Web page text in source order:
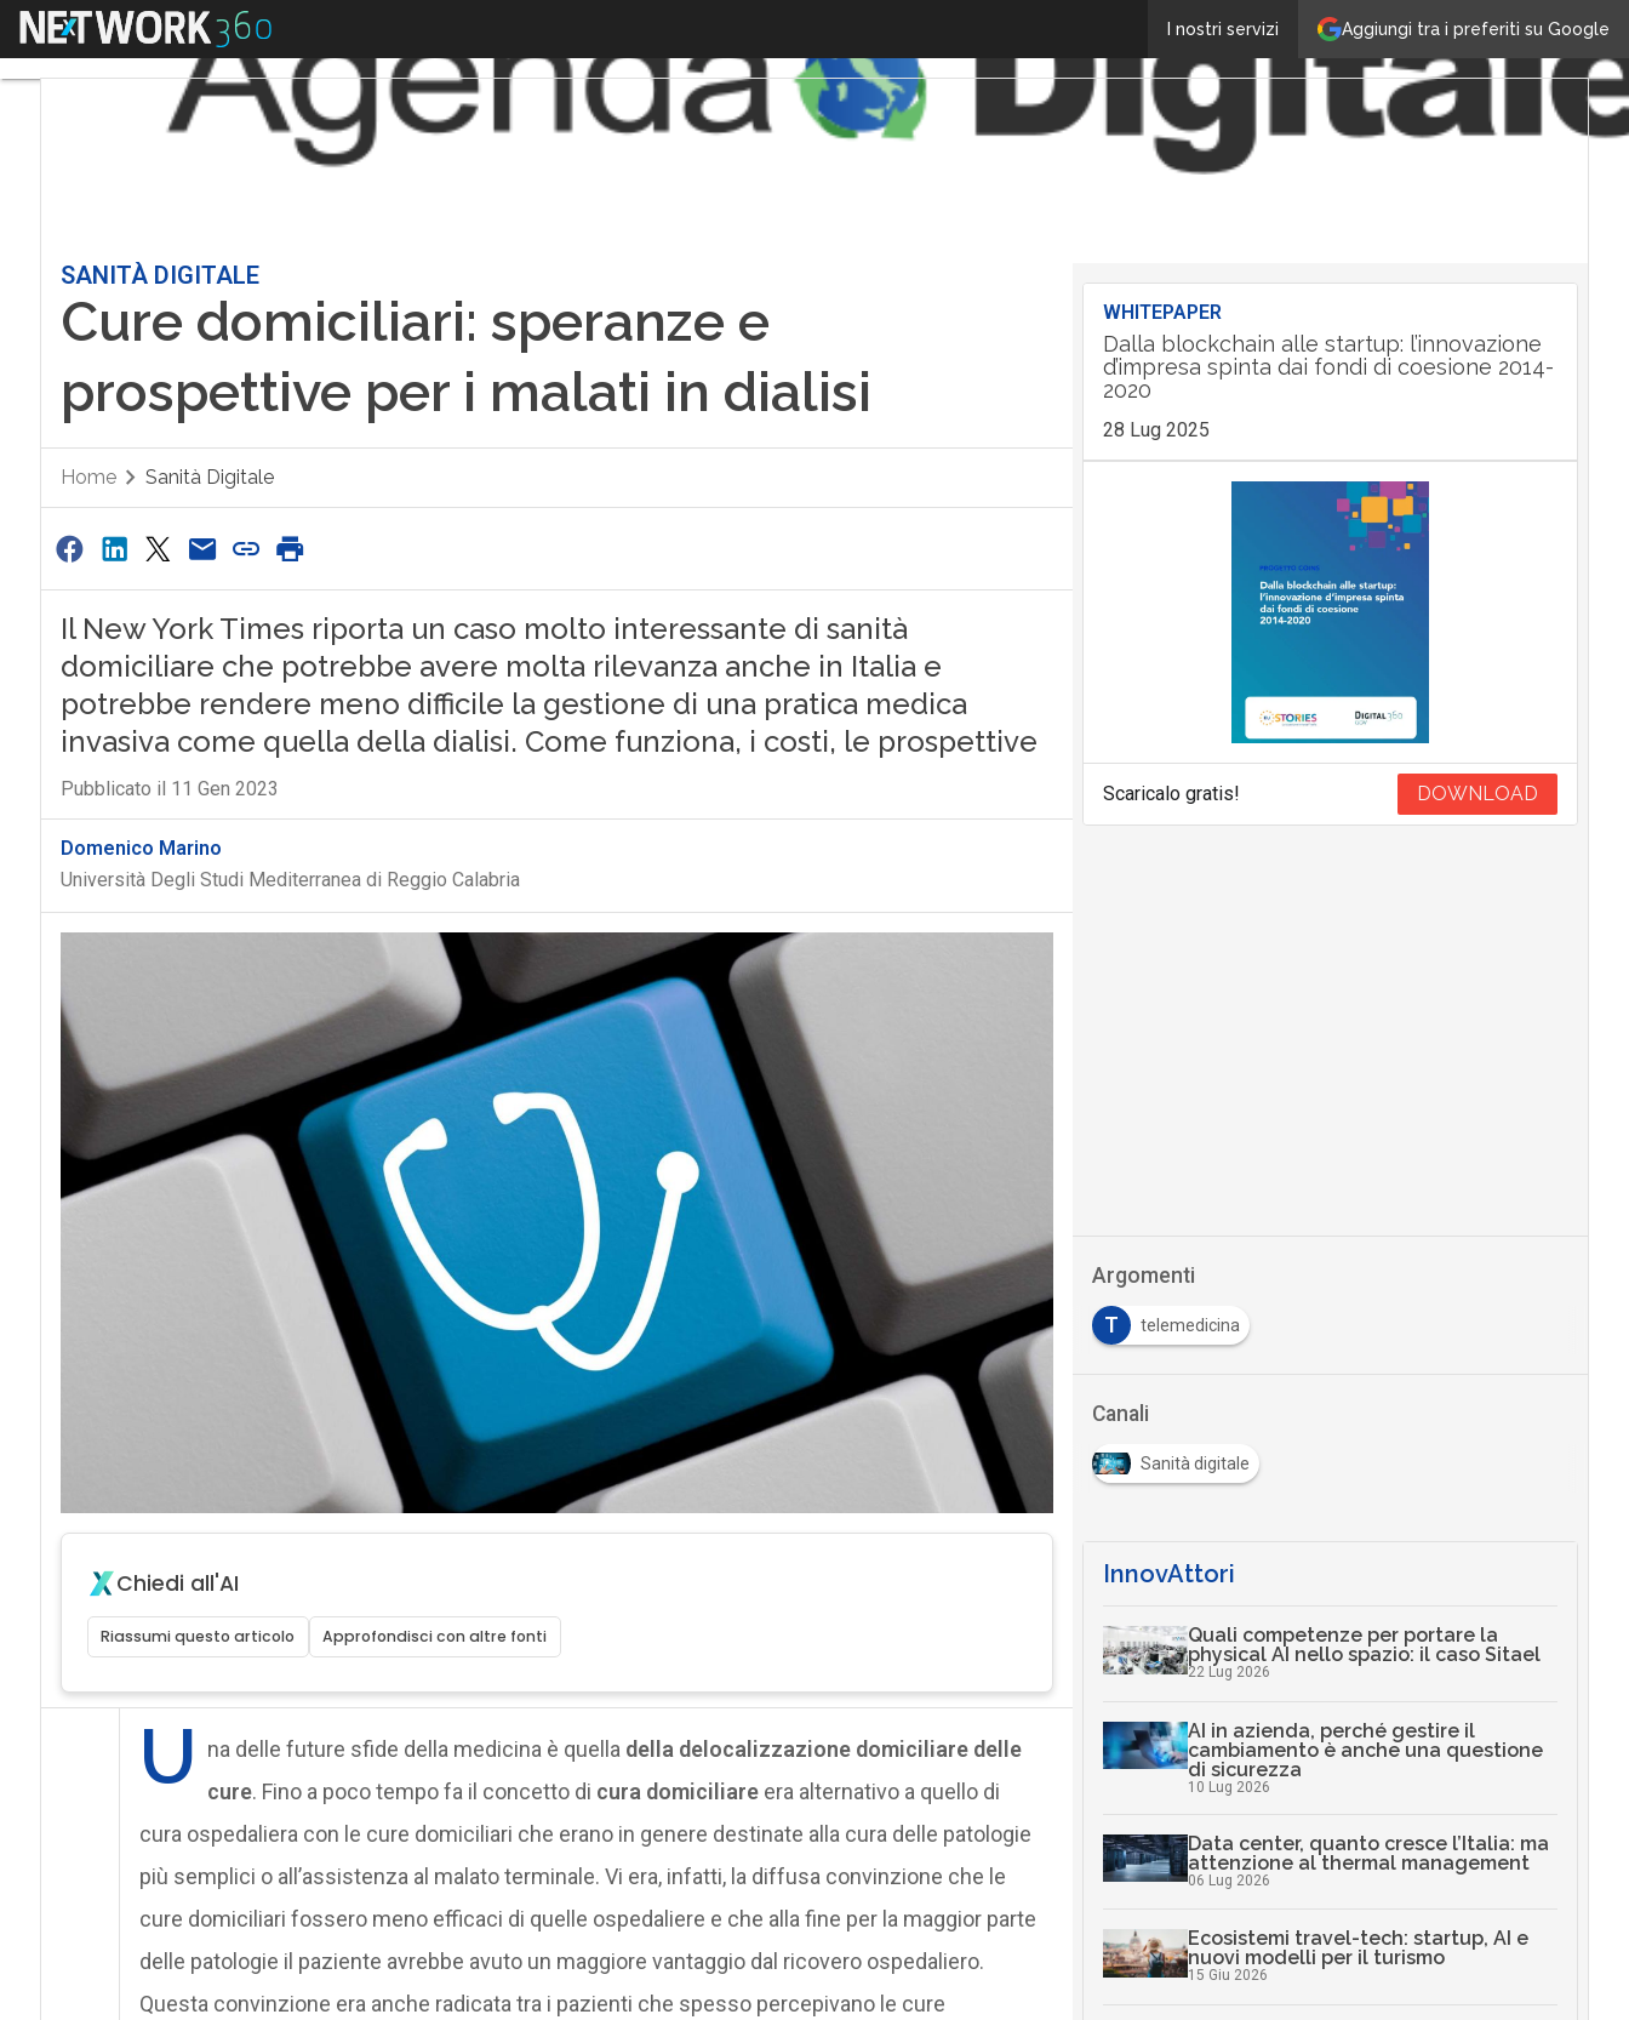
Aggiungi tra i preferiti su Google
I nostri servizi
Menu
SANITÀ DIGITALE
Cure domiciliari: speranze e
prospettive per i malati in dialisi
Home Sanità Digitale
Il New York Times riporta un caso molto interessante di sanità
domiciliare che potrebbe avere molta rilevanza anche in Italia e
potrebbe rendere meno difficile la gestione di una pratica medica
invasiva come quella della dialisi. Come funziona, i costi, le prospettive
Pubblicato il 11 Gen 2023
Domenico Marino
Università Degli Studi Mediterranea di Reggio Calabria
Chiedi all'AI
Riassumi questo articolo Approfondisci con altre fonti
U na delle future sfide della medicina è quella della delocalizzazione domiciliare delle
cure. Fino a poco tempo fa il concetto di cura domiciliareera alternativo a quello di
cura ospedaliera con le cure domiciliari che erano in genere destinate alla cura delle patologie
più semplici o all’assistenza al malato terminale. Vi era, infatti, la diffusa convinzione che le
cure domiciliari fossero meno efficaci di quelle ospedaliere e che alla fine per la maggior parte
delle patologie il paziente avrebbe avuto un maggiore vantaggio dal ricovero ospedaliero.
Questa convinzione era anche radicata tra i pazienti che spesso percepivano le cure
WHITEPAPER
Dalla blockchain alle startup: l’innovazione
d’impresa spinta dai fondi di coesione 2014-
2020
28 Lug 2025
Scaricalo gratis! DOWNLOAD
Argomenti
T telemedicina
Canali
Sanità digitale
InnovAttori
Quali competenze per portare la
physical AI nello spazio: il caso Sitael
22 Lug 2026
AI in azienda, perché gestire il
cambiamento è anche una questione
di sicurezza
10 Lug 2026
Data center, quanto cresce l’Italia: ma
attenzione al thermal management
06 Lug 2026
Ecosistemi travel-tech: startup, AI e
nuovi modelli per il turismo
15 Giu 2026